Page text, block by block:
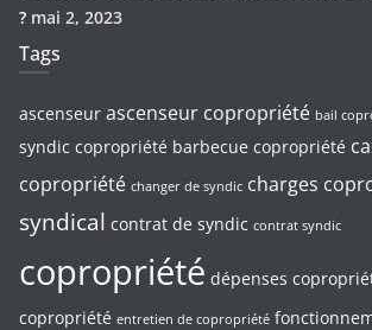
? mai 2, 2023
Tags
ascenseur ascenseur copropriété bail
syndic copropriété barbecue copropriété
copropriété changer de syndic charges
syndical contrat de syndic contrat syndic
copropriété dépenses
copropriété entretien de copropriété